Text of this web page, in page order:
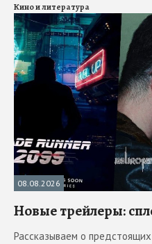
Кино и литература
08.08.2026
Новые трейлеры:
Рассказываем о